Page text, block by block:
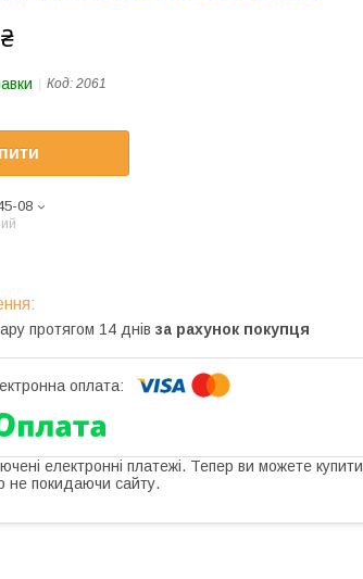
Код: 2061
08
протягом 14 днів за рахунок покупця
електронні платежі. Тепер ви можете купити
не покидаючи сайту.